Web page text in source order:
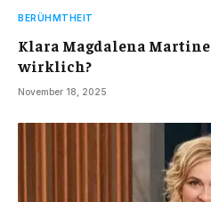
BERÜHMTHEIT
Klara Magdalena
wirklich?
November 18, 2025